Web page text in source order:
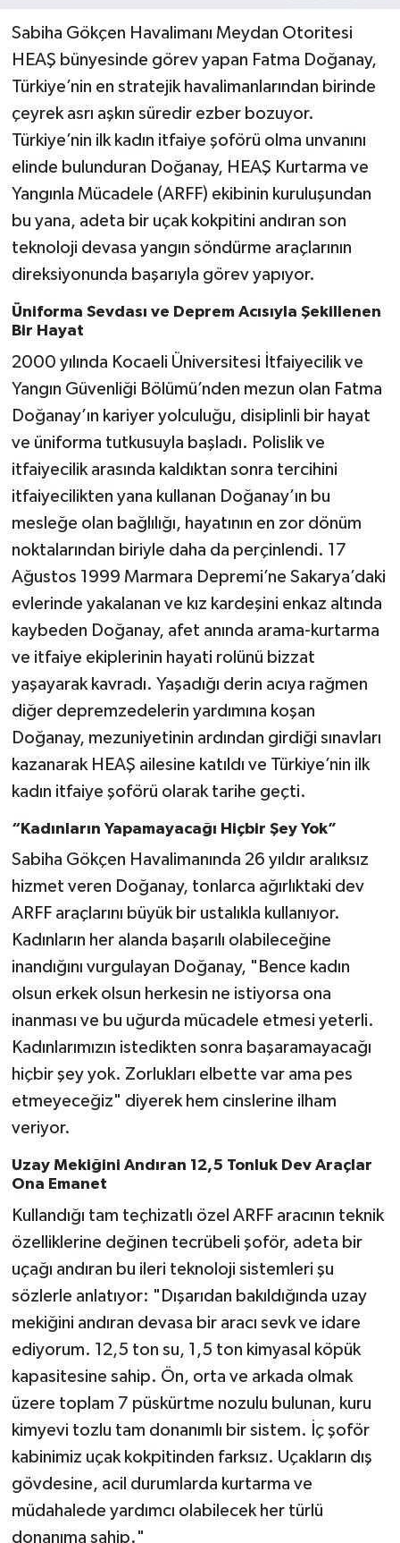
Sabiha Gökçen Havalimanı Meydan Otoritesi
HEAŞ bünyesinde görev yapan Fatma Doğanay,
Türkiye’nin en stratejik havalimanlarından birinde
çeyrek asrı aşkın süredir ezber bozuyor.
Türkiye’nin ilk kadın itfaiye şoförü olma unvanını
elinde bulunduran Doğanay, HEAŞ Kurtarma ve
Yangınla Mücadele (ARFF) ekibinin kuruluşundan
bu yana, adeta bir uçak kokpitini andıran son
teknoloji devasa yangın söndürme araçlarının
direksiyonunda başarıyla görev yapıyor.
Üniforma Sevdası ve Deprem Acısıyla Şekillenen
Bir Hayat
2000 yılında Kocaeli Üniversitesi İtfaiyecilik ve
Yangın Güvenliği Bölümü’nden mezun olan Fatma
Doğanay’ın kariyer yolculuğu, disiplinli bir hayat
ve üniforma tutkusuyla başladı. Polislik ve
itfaiyecilik arasında kaldıktan sonra tercihini
itfaiyecilikten yana kullanan Doğanay’ın bu
mesleğe olan bağlılığı, hayatının en zor dönüm
noktalarından biriyle daha da perçinlendi. 17
Ağustos 1999 Marmara Depremi’ne Sakarya’daki
evlerinde yakalanan ve kız kardeşini enkaz altında
kaybeden Doğanay, afet anında arama-kurtarma
ve itfaiye ekiplerinin hayati rolünü bizzat
yaşayarak kavradı. Yaşadığı derin acıya rağmen
diğer depremzedelerin yardımına koşan
Doğanay, mezuniyetinin ardından girdiği sınavları
kazanarak HEAŞ ailesine katıldı ve Türkiye’nin ilk
kadın itfaiye şoförü olarak tarihe geçti.
“Kadınların Yapamayacağı Hiçbir Şey Yok”
Sabiha Gökçen Havalimanında 26 yıldır aralıksız
hizmet veren Doğanay, tonlarca ağırlıktaki dev
ARFF araçlarını büyük bir ustalıkla kullanıyor.
Kadınların her alanda başarılı olabileceğine
inandığını vurgulayan Doğanay, "Bence kadın
olsun erkek olsun herkesin ne istiyorsa ona
inanması ve bu uğurda mücadele etmesi yeterli.
Kadınlarımızın istedikten sonra başaramayacağı
hiçbir şey yok. Zorlukları elbette var ama pes
etmeyeceğiz" diyerek hem cinslerine ilham
veriyor.
Uzay Mekiğini Andıran 12,5 Tonluk Dev Araçlar
Ona Emanet
Kullandığı tam teçhizatlı özel ARFF aracının teknik
özelliklerine değinen tecrübeli şoför, adeta bir
uçağı andıran bu ileri teknoloji sistemleri şu
sözlerle anlatıyor: "Dışarıdan bakıldığında uzay
mekiğini andıran devasa bir aracı sevk ve idare
ediyorum. 12,5 ton su, 1,5 ton kimyasal köpük
kapasitesine sahip. Ön, orta ve arkada olmak
üzere toplam 7 püskürtme nozulu bulunan, kuru
kimyevi tozlu tam donanımlı bir sistem. İç şoför
kabinimiz uçak kokpitinden farksız. Uçakların dış
gövdesine, acil durumlarda kurtarma ve
müdahalede yardımcı olabilecek her türlü
donanıma sahip."